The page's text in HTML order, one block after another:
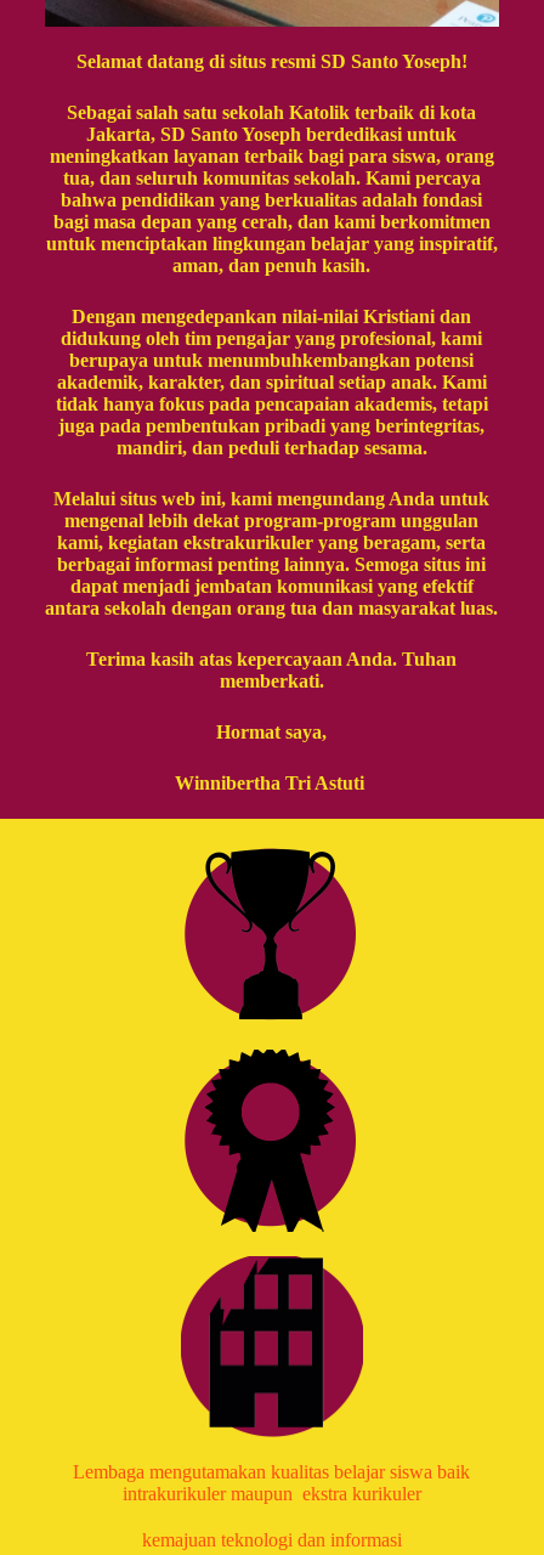
Selamat datang di situs resmi SD Santo Yoseph!
Sebagai salah satu sekolah Katolik terbaik di kota
Jakarta, SD Santo Yoseph berdedikasi untuk
meningkatkan layanan terbaik bagi para siswa, orang
tua, dan seluruh komunitas sekolah. Kami percaya
bahwa pendidikan yang berkualitas adalah fondasi
bagi masa depan yang cerah, dan kami berkomitmen
untuk menciptakan lingkungan belajar yang inspiratif,
aman, dan penuh kasih.
Dengan mengedepankan nilai-nilai Kristiani dan
didukung oleh tim pengajar yang profesional, kami
berupaya untuk menumbuhkembangkan potensi
akademik, karakter, dan spiritual setiap anak. Kami
tidak hanya fokus pada pencapaian akademis, tetapi
juga pada pembentukan pribadi yang berintegritas,
mandiri, dan peduli terhadap sesama.
Melalui situs web ini, kami mengundang Anda untuk
mengenal lebih dekat program-program unggulan
kami, kegiatan ekstrakurikuler yang beragam, serta
berbagai informasi penting lainnya. Semoga situs ini
dapat menjadi jembatan komunikasi yang efektif
antara sekolah dengan orang tua dan masyarakat luas.
Terima kasih atas kepercayaan Anda. Tuhan
memberkati.
Hormat saya,
Winnibertha Tri Astuti
Lembaga mengutamakan kualitas belajar siswa baik
intrakurikuler maupun ekstra kurikuler
kemajuan teknologi dan informasi